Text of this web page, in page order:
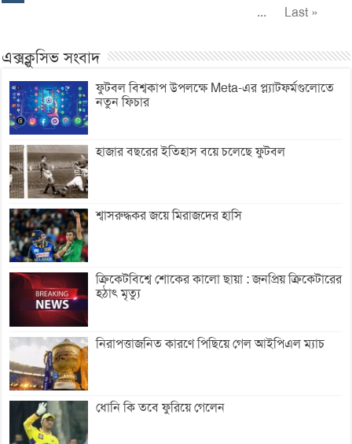
...
Last »
এক্সক্লুসিভ সংবাদ
ফুটবল বিশ্বকাপ উপলক্ষে Meta-এর প্ল্যাটফর্মগুলোতে
নতুন ফিচার
হাজার বছরের ইতিহাস বয়ে চলেছে ফুটবল
শ্বাসরুদ্ধকর জয়ে মিরাজদের হাসি
ক্রিকেটবিশ্বে শোকের কালো ছায়া : জনপ্রিয় ক্রিকেটারের
হঠাৎ মৃত্যু
নিরাপত্তাজনিত কারণে পিছিয়ে গেল আইপিএল ম্যাচ
ধোনি কি তবে ফুরিয়ে গেলেন